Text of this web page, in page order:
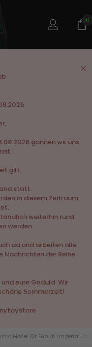
0
0
gönnen wir uns
gilt:
statt.
in diesem Zeitraum
weiterhin rund
werden.
da und arbeiten alle
Nachrichten der Reihe
eure Geduld. Wir
Sommerzeit!
Model Kit Fubuki Imperial